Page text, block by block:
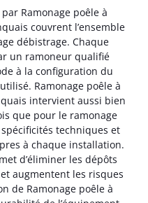
Ramonage poêle à
couvrent l’ensemble
débistrage. Chaque
un ramoneur qualifié
à la configuration du
Ramonage poêle à
intervient aussi bien
que pour le ramonage
techniques et
à chaque installation.
d’éliminer les dépôts
augmentent les risques
de Ramonage poêle à